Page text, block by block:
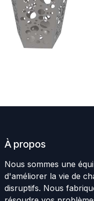
À propos
Nous sommes une
d'améliorer la vie de
disruptifs. Nous